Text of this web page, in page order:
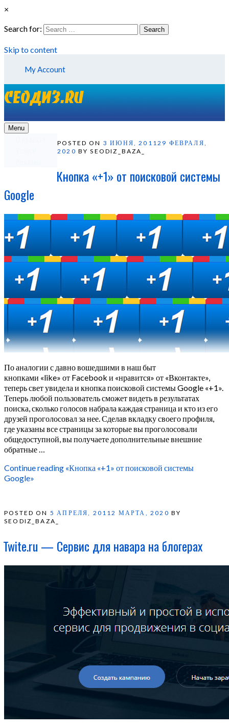
×
Search for:
Search
Skip to content
My Account
Menu
POSTED ON 3 ИЮНЯ, 201129 ФЕВРАЛЯ,
2020 BY SEODIZ_BAZA_
Кнопка «+1» от поисковой системы
Google
По аналогии с давно вошедшими в наш быт
кнопками «like» от Facebook и «нравится» от «Вконтакте»,
теперь свет увидела и кнопка поисковой системы Google «+1».
Теперь любой пользователь сможет видеть в результатах
поиска, сколько голосов набрала каждая страница и кто из его
друзей проголосовал за нее. Сделав вкладку своего профиля,
где указаны все страницы за которые вы проголосовали
общедоступной, вы получаете дополнительные внешние
обратные …
Continue reading «Кнопка «+1» от поисковой системы
Google»
POSTED ON 5 АПРЕЛЯ, 20112 МАРТА, 2020 BY
SEODIZ_BAZA_
Twite.ru — Сервис для навара на блогерах